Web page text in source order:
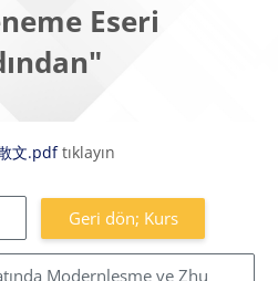
Eseri
文.pdftıklayın
Geri dön; Kurs
Modernleşme ve Zhu